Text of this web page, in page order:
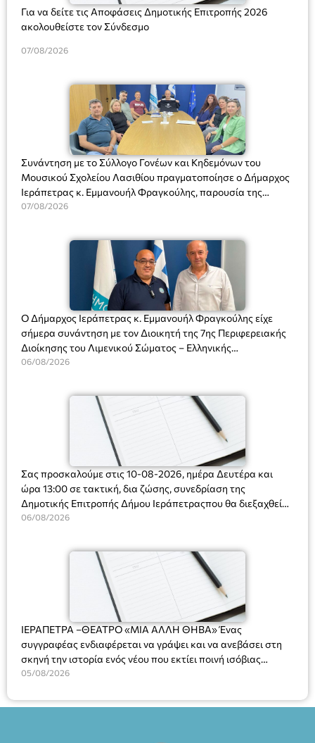
Για να δείτε τις Αποφάσεις Δημοτικής Επιτροπής 2026
ακολουθείστε τον Σύνδεσμο
07/08/2026
Συνάντηση με το Σύλλογο Γονέων και Κηδεμόνων του
Μουσικού Σχολείου Λασιθίου πραγματοποίησε ο Δήμαρχος
Ιεράπετρας κ. Εμμανουήλ Φραγκούλης, παρουσία της
Διευθύντριας του σχολείου κας Μαριάννας Χαΐτα.
07/08/2026
Ο Δήμαρχος Ιεράπετρας κ. Εμμανουήλ Φραγκούλης είχε
σήμερα συνάντηση με τον Διοικητή της 7ης Περιφερειακής
Διοίκησης του Λιμενικού Σώματος – Ελληνικής
Ακτοφυλακής (Λ.Σ.-ΕΛ.ΑΚΤ.), Αρχιπλοίαρχο Λ.Σ. κ. Ιωάννη
06/08/2026
Σας προσκαλούμε στις 10-08-2026, ημέρα Δευτέρα και
ώρα 13:00 σε τακτική, δια ζώσης, συνεδρίαση της
Δημοτικής Επιτροπής Δήμου Ιεράπετραςπου θα διεξαχθεί
στο Δημοτικό Κατάστημα, Δημοκρατίας 31 στην αίθουσα
και λήψη αποφάσεων στα παρακάτω θέματα:
06/08/2026
ΙΕΡΑΠΕΤΡΑ –ΘΕΑΤΡΟ «ΜΙΑ ΑΛΛΗ ΘΗΒΑ» Ένας
συγγραφέας ενδιαφέρεται να γράψει και να ανεβάσει στη
σκηνή την ιστορία ενός νέου που εκτίει ποινή ισόβιας
κάθειρξης για πατροκτονία. Ένα πολυβραβευμένο έργο για
ασθένεια, τον ερωτισμό. Ένα έργο αινιγματικό, συγκινητικό,
05/08/2026